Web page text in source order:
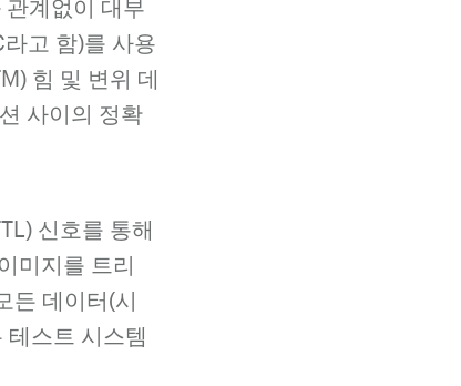
계없이 대부
고 함)를 사용
힘 및 변위 데
사이의 정확
신호를 통해
미지를 트리
든 데이터(시
스트 시스템